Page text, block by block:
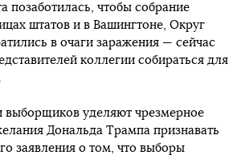
позаботилась, чтобы собрание
штатов и в Вашингтоне, Округ
в очаги заражения — сейчас
коллегии собираться для
выборщиков уделяют чрезмерное
Дональда Трампа признавать
заявления о том, что выборы